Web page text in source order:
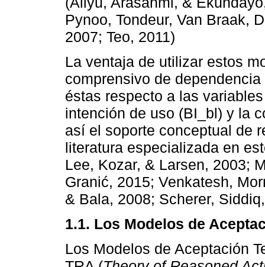
Pynoo, Tondeur, Van Braak,
2007; Teo, 2011)
La ventaja de utilizar estos
comprensivo de
éstas respecto a las
intención de uso (BI_bl) y la
así el soporte conceptual de
literatura especializada en
Lee, Kozar, & Larsen, 2003;
Granić, 2015; Venkatesh,
& Bala, 2008; Scherer,
1.1. Los Modelos de
Los Modelos de Aceptación